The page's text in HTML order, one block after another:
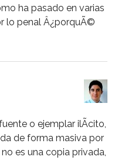
ha pasado en varias
lo penal Â¿porquÃ©
o ejemplar ilÃ­cito,
de forma masiva por
es una copia privada,